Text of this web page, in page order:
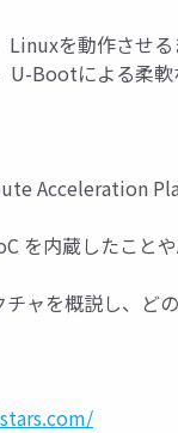
を動作させ
Bootによる柔
Acceleration
を内蔵したこと
ャを概説し、ど